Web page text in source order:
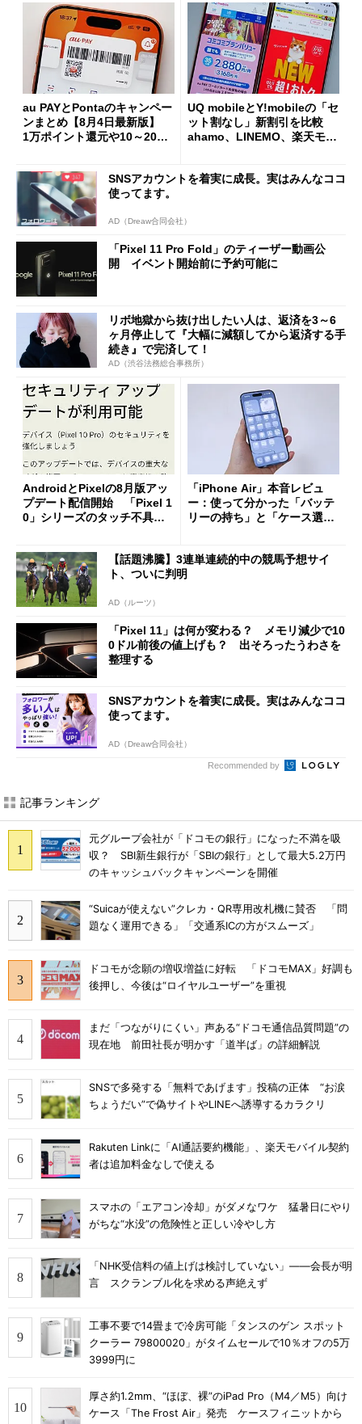
au PAYとPontaのキャンペー
ンまとめ【8月4日最新版】
1万ポイント還元や10～20％
UQ mobileとY!mobileの「セ
ット割なし」新割引を比較
ahamo、LINEMO、楽天モバ
SNSアカウントを着実に成長。実はみんなココ
使ってます。
AD（Dreaw合同会社）
「Pixel 11 Pro Fold」のティーザー動画公
開 イベント開始前に予約可能に
リボ地獄から抜け出したい人は、返済を3～6
ヶ月停止して『大幅に減額してから返済する手
続き』で完済して！
AD（渋谷法務総合事務所）
AndroidとPixelの8月版アッ
プデート配信開始 「Pixel 1
0」シリーズのタッチ不具合
「iPhone Air」本音レビュ
ー：使って分かった「バッテ
リーの持ち」と「ケース選
【話題沸騰】3連単連続的中の競馬予想サイ
ト、ついに判明
AD（ルーツ）
「Pixel 11」は何が変わる？ メモリ減少で10
0ドル前後の値上げも？ 出そろったうわさを
整理する
SNSアカウントを着実に成長。実はみんなココ
使ってます。
AD（Dreaw合同会社）
Recommended by
記事ランキング
元グループ会社が「ドコモの銀行」になった不満を吸
収？ SBI新生銀行が「SBIの銀行」として最大5.2万円
のキャッシュバックキャンペーンを開催
“Suicaが使えない”クレカ・QR専用改札機に賛否 「問
題なく運用できる」「交通系ICの方がスムーズ」
ドコモが念願の増収増益に好転 「ドコモMAX」好調も
後押し、今後は“ロイヤルユーザー”を重視
まだ「つながりにくい」声ある“ドコモ通信品質問題”の
現在地 前田社長が明かす「道半ば」の詳細解説
SNSで多発する「無料であげます」投稿の正体 “お涙
ちょうだい”で偽サイトやLINEへ誘導するカラクリ
Rakuten Linkに「AI通話要約機能」、楽天モバイル契約
者は追加料金なしで使える
スマホの「エアコン冷却」がダメなワケ 猛暑日にやり
がちな“水没”の危険性と正しい冷やし方
「NHK受信料の値上げは検討していない」――会長が明
言 スクランブル化を求める声絶えず
工事不要で14畳まで冷房可能「タンスのゲン スポット
クーラー 79800020」がタイムセールで10％オフの5万
3999円に
厚さ約1.2mm、“ほぼ、裸”のiPad Pro（M4／M5）向け
ケース「The Frost Air」発売 ケースフィニットから